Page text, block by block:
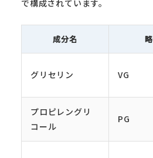
で構成されています。
成分名
グリセリン VG
プロピレングリ
コール
PG